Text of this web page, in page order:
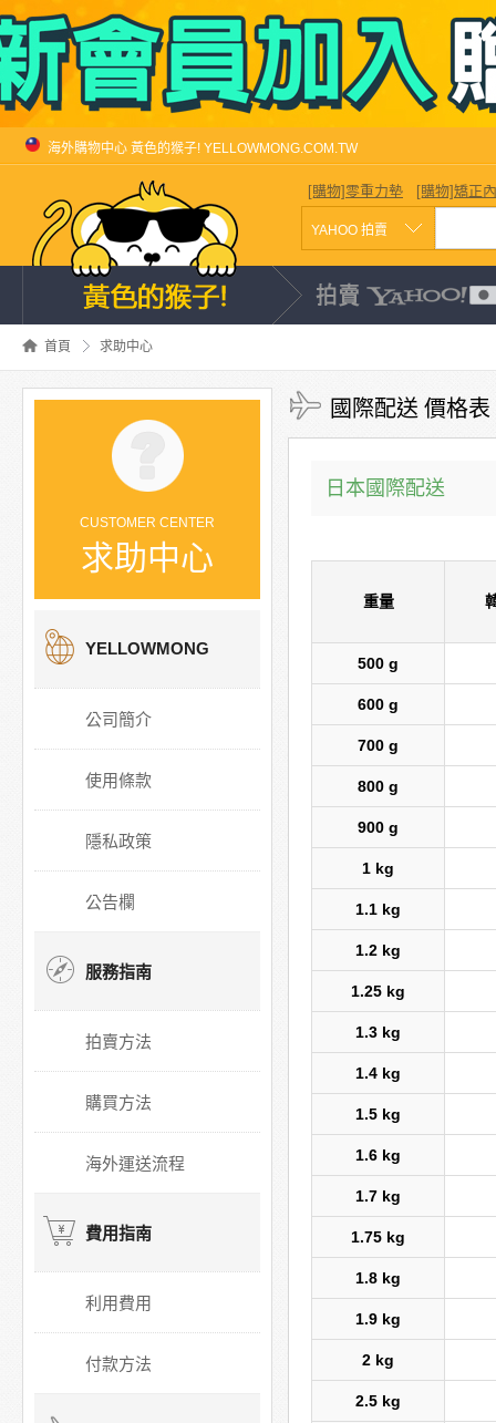
海外購物中心 黃色的猴子! YELLOWMONG.COM.TW
[購物]零重力墊 [購物]矯正
首頁 求助中心
CUSTOMER CENTER
求助中心
YELLOWMONG
公司簡介
使用條款
隱私政策
公告欄
服務指南
拍賣方法
購買方法
海外運送流程
費用指南
利用費用
付款方法
國際配送 價格表
日本國際配送
重量
500 g
600 g
700 g
800 g
900 g
1 kg
1.1 kg
1.2 kg
1.25 kg
1.3 kg
1.4 kg
1.5 kg
1.6 kg
1.7 kg
1.75 kg
1.8 kg
1.9 kg
2 kg
2.5 kg